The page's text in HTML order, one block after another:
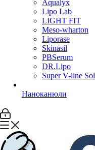
Aqualyx
Lipo Lab
LIGHT FIT
Meso-wharton
Liporase
Skinasil
PBSerum
DR.Lipo
Super V-line Sol
Наноканюли